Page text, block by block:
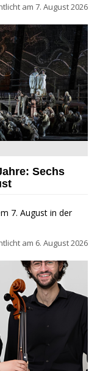
am 7. August 2026
für Fondazione
Sechs
7. August in der
am 6. August 2026